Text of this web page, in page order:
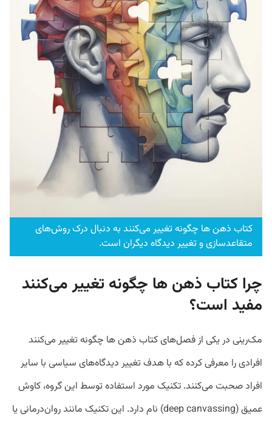
کتاب ذهن ها چگونه تغییر می‌کنند به دنبال درک روش‌های
متقاعدسازی و تغییر دیدگاه دیگران است.
چرا کتاب ذهن ها چگونه تغییر می‌کنند
مفید است؟
مک‌رینی در یکی از فصل‌های کتاب ذهن ها چگونه تغییر می‌کنند
افرادی را معرفی کرده که با هدف تغییر دیدگاه‌های سیاسی با سایر
افراد صحبت می‌کنند. تکنیک مورد استفاده توسط این گروه، کاوش
عمیق (deep canvassing) نام دارد. این تکنیک مانند روان‌درمانی یا